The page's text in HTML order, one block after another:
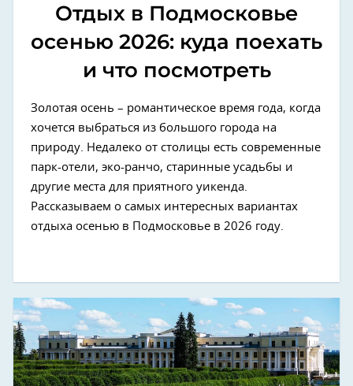
Отдых в Подмосковье
осенью 2026: куда поехать
и что посмотреть
Золотая осень – романтическое время года, когда
хочется выбраться из большого города на
природу. Недалеко от столицы есть современные
парк-отели, эко-ранчо, старинные усадьбы и
другие места для приятного уикенда.
Рассказываем о самых интересных вариантах
отдыха осенью в Подмосковье в 2026 году.